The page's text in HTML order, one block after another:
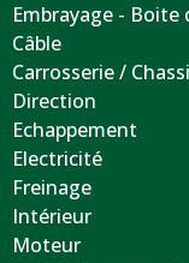
Embrayage -
Câble
Carrosserie /
Direction
Echappement
Electricité
Freinage
Intérieur
Moteur